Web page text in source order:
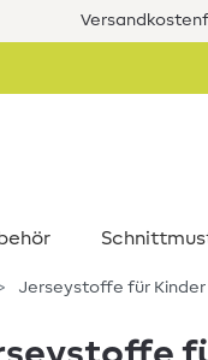
Jerseystoffe für Kinder